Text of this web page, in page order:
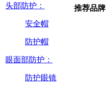
头部防护：
安全帽
防护帽
眼面部防护：
防护眼镜
推荐品牌